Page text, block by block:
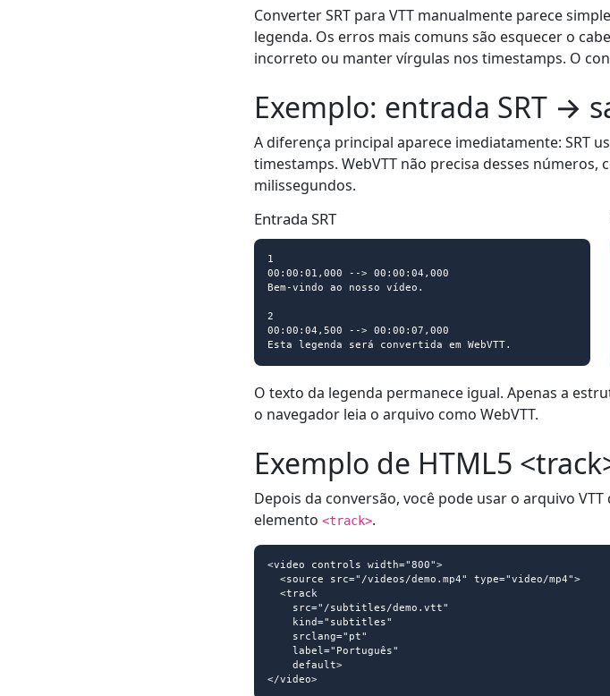
Converter SRT para VTT manualmente parece
legenda. Os erros mais comuns são esquecer o
incorreto ou manter vírgulas nos timestamps. O
Exemplo: entrada SRT →
A diferença principal aparece imediatamente: SRT
timestamps. WebVTT não precisa desses números,
milissegundos.
Entrada SRT
1
00:00:01,000 --> 00:00:04,000
Bem-vindo ao nosso vídeo.
2
00:00:04,500 --> 00:00:07,000
Esta legenda será convertida em WebVTT.
O texto da legenda permanece igual. Apenas a
o navegador leia o arquivo como WebVTT.
Exemplo de HTML5
Depois da conversão, você pode usar o arquivo
elemento <track>.
<video controls width="800">
</video>